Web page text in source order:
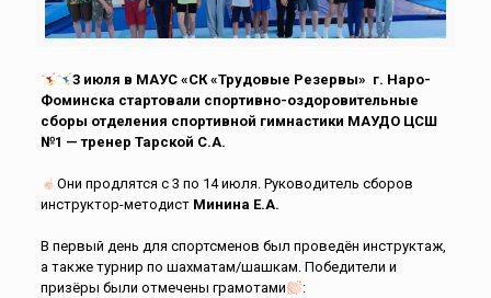
3 июля в МАУС «СК «Трудовые Резервы» г. Наро-
Фоминска стартовали спортивно-оздоровительные
сборы отделения спортивной гимнастики МАУДО ЦСШ
№1 — тренер Тарской С.А.
Они продлятся с 3 по 14 июля. Руководитель сборов
инструктор-методист Минина Е.А.
В первый день для спортсменов был проведён инструктаж,
а также турнир по шахматам/шашкам. Победители и
призёры были отмечены грамотами
: